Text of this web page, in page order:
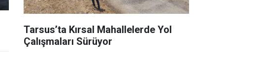
Tarsus’ta Kırsal Mahallelerde Yol
Çalışmaları Sürüyor